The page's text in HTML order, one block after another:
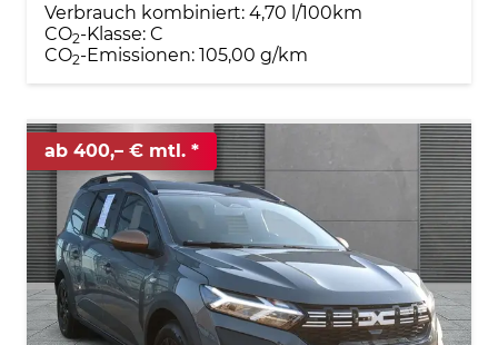
Verbrauch kombiniert: 4,70 l/100km
CO2-Klasse: C
CO2-Emissionen: 105,00 g/km
ab 400,– € mtl.